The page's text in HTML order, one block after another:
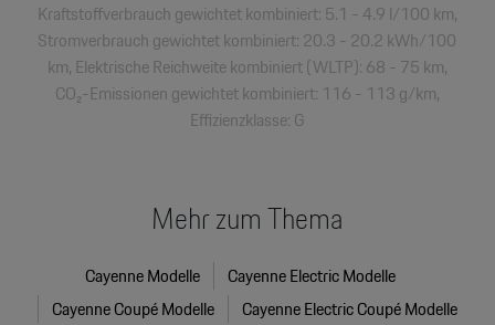
Kraftstoffverbrauch gewichtet kombiniert: 5.1 - 4.9 l/100 km,
Stromverbrauch gewichtet kombiniert: 20.3 - 20.2 kWh/100
km, Elektrische Reichweite kombiniert (WLTP): 68 - 75 km,
CO₂-Emissionen gewichtet kombiniert: 116 - 113 g/km,
Effizienzklasse: G
Mehr zum Thema
Cayenne Modelle
Cayenne Electric Modelle
Cayenne Coupé Modelle
Cayenne Electric Coupé Modelle